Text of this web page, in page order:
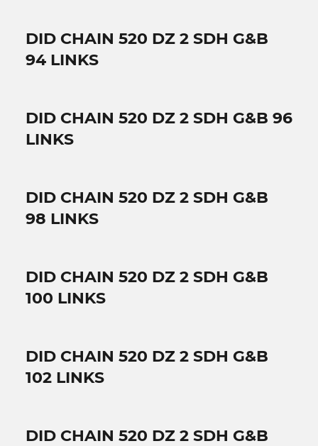
DID CHAIN 520 DZ 2 SDH G&B
94 LINKS
DID CHAIN 520 DZ 2 SDH G&B 96
LINKS
DID CHAIN 520 DZ 2 SDH G&B
98 LINKS
DID CHAIN 520 DZ 2 SDH G&B
100 LINKS
DID CHAIN 520 DZ 2 SDH G&B
102 LINKS
DID CHAIN 520 DZ 2 SDH G&B